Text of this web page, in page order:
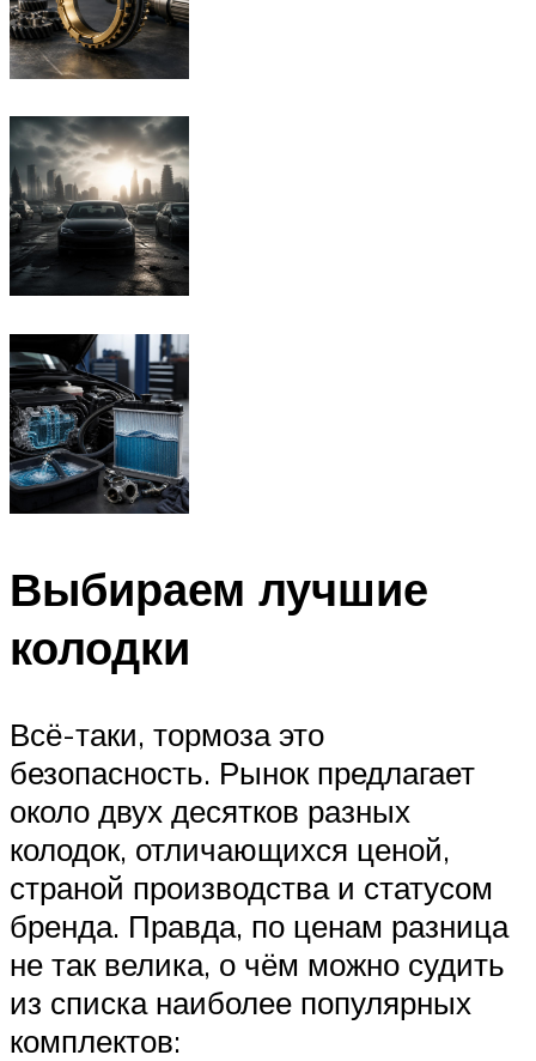
Выбираем лучшие
колодки
Всё-таки, тормоза это
безопасность. Рынок предлагает
около двух десятков разных
колодок, отличающихся ценой,
страной производства и статусом
бренда. Правда, по ценам разница
не так велика, о чём можно судить
из списка наиболее популярных
комплектов: